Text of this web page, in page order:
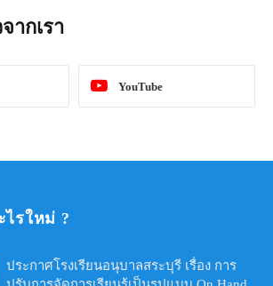
ากเรา
YouTube
ไรใหม่ ?
ประกาศโรงเรียนอนุบาลสระบุรี เรื่อง การ